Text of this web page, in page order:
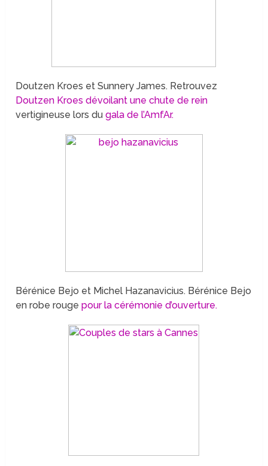
Doutzen Kroes et Sunnery James. Retrouvez
Doutzen Kroes dévoilant une chute de rein
vertigineuse lors dugala de l’AmfAr.
Bérénice Bejo et Michel Hazanavicius. Bérénice Bejo
en robe rougepour la cérémonie d’ouverture.